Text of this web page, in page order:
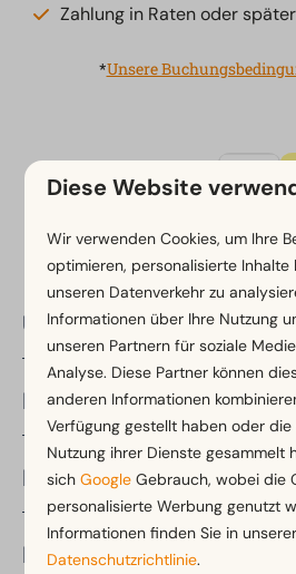
Zahlung in Raten oder
*Unsere
Sichere Bezahlung
Über EuroParcs
Länder
Regionen
Reisezeiten
Diese Website
Wir verwenden Cookies, um Ihre
optimieren, personalisierte Inhalte
unseren Datenverkehr zu
Informationen über Ihre Nutzung
unseren Partnern für soziale
Analyse. Diese Partner können
anderen Informationen
Verfügung gestellt haben oder
Nutzung ihrer Dienste gesammelt
sichGoogle Gebrauch, wobei die
personalisierte Werbung genutzt
Informationen finden Sie in unserer
Datenschutzrichtlinie.